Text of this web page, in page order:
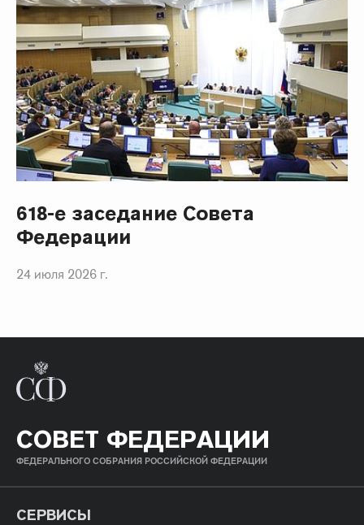
618-е заседание Совета
Федерации
24 июля 2026 г.
СОВЕТ ФЕДЕРАЦИИ
ФЕДЕРАЛЬНОГО СОБРАНИЯ РОССИЙСКОЙ ФЕДЕРАЦИИ
СЕРВИСЫ